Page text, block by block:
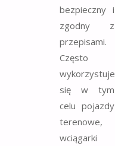
bezpieczny i
zgodny z
przepisami.
Często
wykorzystuje
się w tym
celu pojazdy
terenowe,
wciągarki